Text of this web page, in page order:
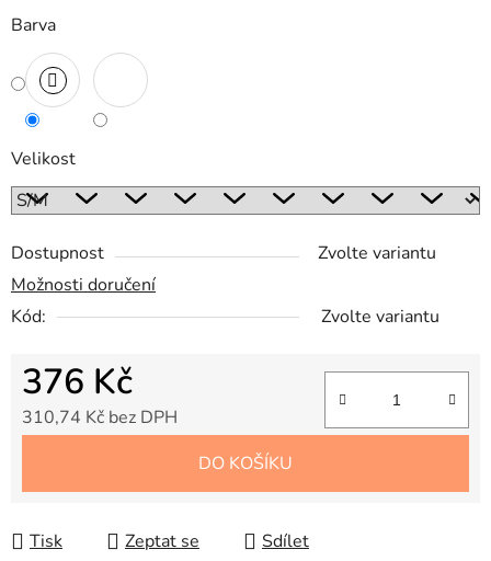
Barva
Velikost
Dostupnost
Zvolte variantu
Možnosti doručení
Kód:
Zvolte variantu
376 Kč
310,74 Kč bez DPH
DO KOŠÍKU
Tisk Zeptat se Sdílet